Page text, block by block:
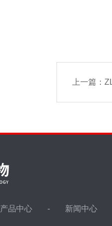
上一篇：
产品中心 新闻中心